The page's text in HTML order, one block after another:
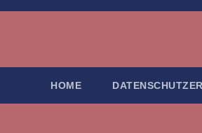
Zum
HOME